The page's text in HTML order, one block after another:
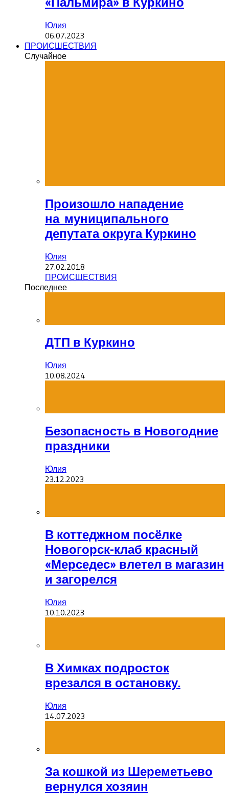
Юлия
06.07.2023
ПРОИСШЕСТВИЯ
Случайное
Произошло нападение
на муниципального
депутата округа Куркино
Юлия
27.02.2018
ПРОИСШЕСТВИЯ
Последнее
ДТП в Куркино
Юлия
10.08.2024
Безопасность в Новогодние
праздники
Юлия
23.12.2023
В коттеджном посёлке
Новогорск-клаб красный
«Мерседес» влетел в магазин
и загорелся
Юлия
10.10.2023
В Химках подросток
врезался в остановку.
Юлия
14.07.2023
За кошкой из Шереметьево
вернулся хозяин